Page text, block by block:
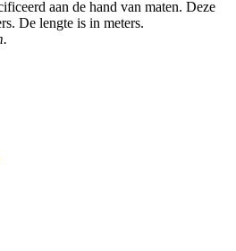
aan de hand van maten. Deze
De lengte is in meters.